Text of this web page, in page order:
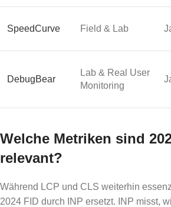
SpeedCurve Field & Lab
DebugBear
Lab & Real User
Monitoring
Welche Metriken sind
relevant?
Während LCP und CLS weiterhin
2024 FID durch INP ersetzt. INP misst,